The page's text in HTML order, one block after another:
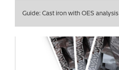
Guide: Cast iron with OES analysis